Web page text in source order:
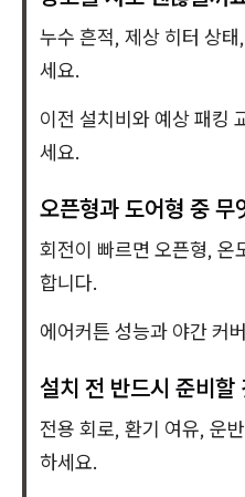
누수 흔적, 제상 히터 상
세요.
이전 설치비와 예상 패킹
세요.
오픈형과 도어형 중 무
회전이 빠르면 오픈형, 온
합니다.
에어커튼 성능과 야간 커
설치 전 반드시 준비할
전용 회로, 환기 여유, 운
하세요.